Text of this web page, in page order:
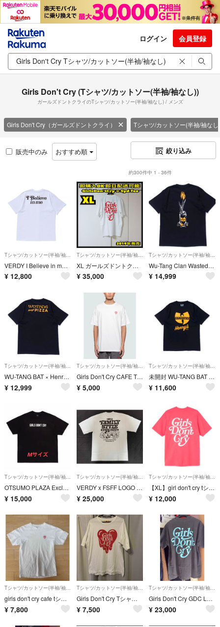
ログイン 会員登録
Girls Don't Cry (Tシャツ/カットソー(半袖/袖なし))
ガールズドントクライのTシャツ/カットソー(半袖/袖なし) / メンズ
Girls Don't Cry（ガールズドントクライ） Tシャツ/カットソー(半袖/袖なし)
販売中のみ おすすめ順 絞り込み
約300件中 1 - 36件
Tシャツ/カットソー(半袖/袖なし)
VERDY I Believe in me Tee 新品未使用
¥ 12,800
Tシャツ/カットソー(半袖/袖なし)
XL ガールズドントクライ シド Tシャツ verdy
¥ 35,000
Tシャツ/カットソー(半袖/袖なし)
Wu-Tang Clan Wasted Youth T-SHIRT XXL 新品
¥ 14,999
Tシャツ/カットソー(半袖/袖なし)
WU-TANG BAT × Henry's PIZZA T-SHIRT 新品
¥ 12,999
Tシャツ/カットソー(半袖/袖なし)
Girls Don't Cry CAFE Tシャツ ホワイトXXL
¥ 5,000
Tシャツ/カットソー(半袖/袖なし)
未開封 WU-TANG BAT Henry's PIZZA ウータン verdy
¥ 11,600
Tシャツ/カットソー(半袖/袖なし)
OTSUMO PLAZA Exclusive Item GDC T-shirt
¥ 15,000
Tシャツ/カットソー(半袖/袖なし)
VERDY x FSFF LOGO T-SHIRT - Blue Mサイズ
¥ 25,000
Tシャツ/カットソー(半袖/袖なし)
【XL】girl don't cry tシャツ ピンク
¥ 12,000
Tシャツ/カットソー(半袖/袖なし)
girls don't cry cafe tシャツ verdy
¥ 7,800
Tシャツ/カットソー(半袖/袖なし)
Girls Don't Cry Tシャツ ホワイト Lサイズ
¥ 7,500
Tシャツ/カットソー(半袖/袖なし)
Girls Don't Cry GDC Logo T-shirt Sサイズ
¥ 23,000